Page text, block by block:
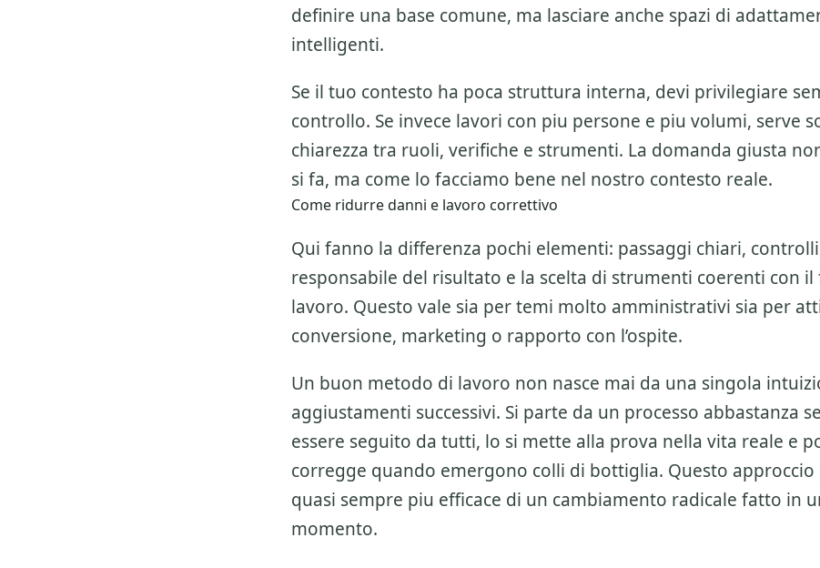
definire una base comune, ma lasciare anche spazi di
intelligenti.
Se il tuo contesto ha poca struttura interna, devi privilegiare
controllo. Se invece lavori con piu persone e piu volumi, serve
chiarezza tra ruoli, verifiche e strumenti. La domanda giusta
si fa, ma come lo facciamo bene nel nostro contesto reale.
Come ridurre danni e lavoro correttivo
Qui fanno la differenza pochi elementi: passaggi chiari,
responsabile del risultato e la scelta di strumenti coerenti con il
lavoro. Questo vale sia per temi molto amministrativi sia per
conversione, marketing o rapporto con l’ospite.
Un buon metodo di lavoro non nasce mai da una singola
aggiustamenti successivi. Si parte da un processo abbastanza
essere seguito da tutti, lo si mette alla prova nella vita reale e
corregge quando emergono colli di bottiglia. Questo approccio
quasi sempre piu efficace di un cambiamento radicale fatto in
momento.